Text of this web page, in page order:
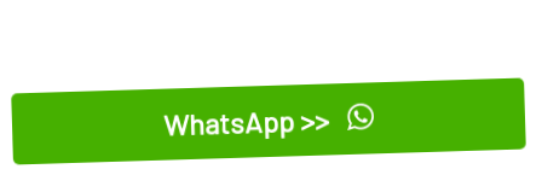
WhatsApp >>